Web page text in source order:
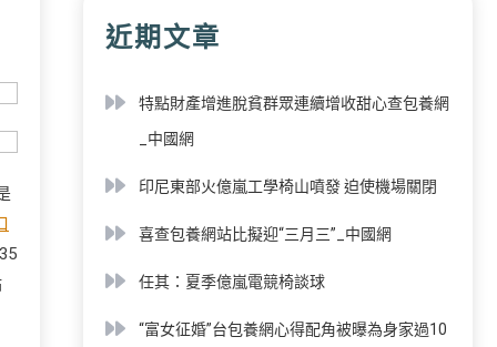
近期文章
特點財產增進脫貧群眾連續增收甜心查包養網
_中國網
印尼東部火億嵐工學椅山噴發 迫使機場關閉
喜查包養網站比擬迎“三月三”_中國網
任其：夏季億嵐電競椅談球
“富女征婚”台包養網心得配角被曝為身家過10